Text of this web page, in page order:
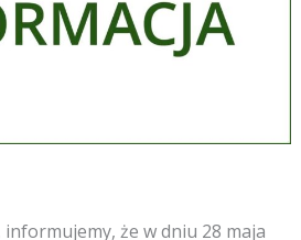
że w dniu 28 maja